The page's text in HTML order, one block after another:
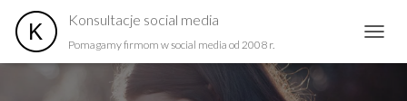
Konsultacje social media
Pomagamy firmom w social media od 2008 r.